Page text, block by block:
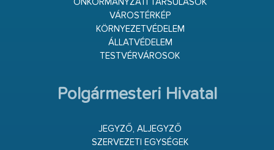
ÖNKORMÁNYZATI TÁRSULÁSOK
VÁROSTÉRKÉP
KÖRNYEZETVÉDELEM
ÁLLATVÉDELEM
TESTVÉRVÁROSOK
Polgármesteri Hivatal
JEGYZŐ, ALJEGYZŐ
SZERVEZETI EGYSÉGEK